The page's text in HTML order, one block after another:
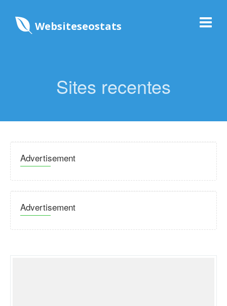
Websiteseostats
Sites recentes
Advertisement
Advertisement